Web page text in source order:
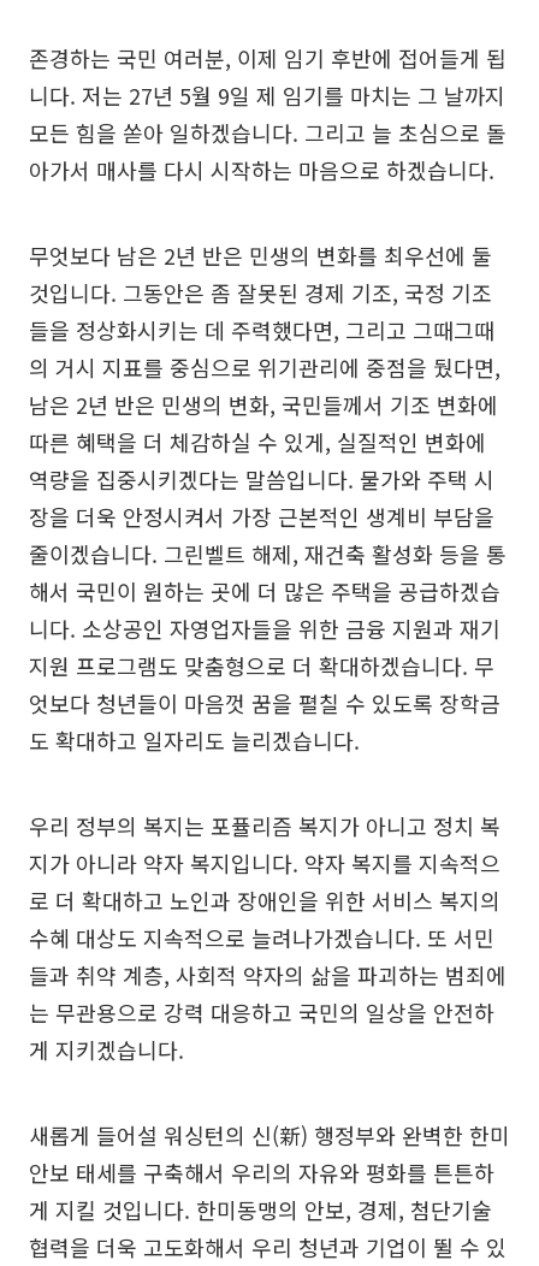
존경하는 국민 여러분, 이제 임기 후반에 접어들게 됩
니다. 저는 27년 5월 9일 제 임기를 마치는 그 날까지
모든 힘을 쏟아 일하겠습니다. 그리고 늘 초심으로 돌
아가서 매사를 다시 시작하는 마음으로 하겠습니다.
무엇보다 남은 2년 반은 민생의 변화를 최우선에 둘
것입니다. 그동안은 좀 잘못된 경제 기조, 국정 기조
들을 정상화시키는 데 주력했다면, 그리고 그때그때
의 거시 지표를 중심으로 위기관리에 중점을 뒀다면,
남은 2년 반은 민생의 변화, 국민들께서 기조 변화에
따른 혜택을 더 체감하실 수 있게, 실질적인 변화에
역량을 집중시키겠다는 말씀입니다. 물가와 주택 시
장을 더욱 안정시켜서 가장 근본적인 생계비 부담을
줄이겠습니다. 그린벨트 해제, 재건축 활성화 등을 통
해서 국민이 원하는 곳에 더 많은 주택을 공급하겠습
니다. 소상공인 자영업자들을 위한 금융 지원과 재기
지원 프로그램도 맞춤형으로 더 확대하겠습니다. 무
엇보다 청년들이 마음껏 꿈을 펼칠 수 있도록 장학금
도 확대하고 일자리도 늘리겠습니다.
우리 정부의 복지는 포퓰리즘 복지가 아니고 정치 복
지가 아니라 약자 복지입니다. 약자 복지를 지속적으
로 더 확대하고 노인과 장애인을 위한 서비스 복지의
수혜 대상도 지속적으로 늘려나가겠습니다. 또 서민
들과 취약 계층, 사회적 약자의 삶을 파괴하는 범죄에
는 무관용으로 강력 대응하고 국민의 일상을 안전하
게 지키겠습니다.
새롭게 들어설 워싱턴의 신(新) 행정부와 완벽한 한미
안보 태세를 구축해서 우리의 자유와 평화를 튼튼하
게 지킬 것입니다. 한미동맹의 안보, 경제, 첨단기술
협력을 더욱 고도화해서 우리 청년과 기업이 뛸 수 있